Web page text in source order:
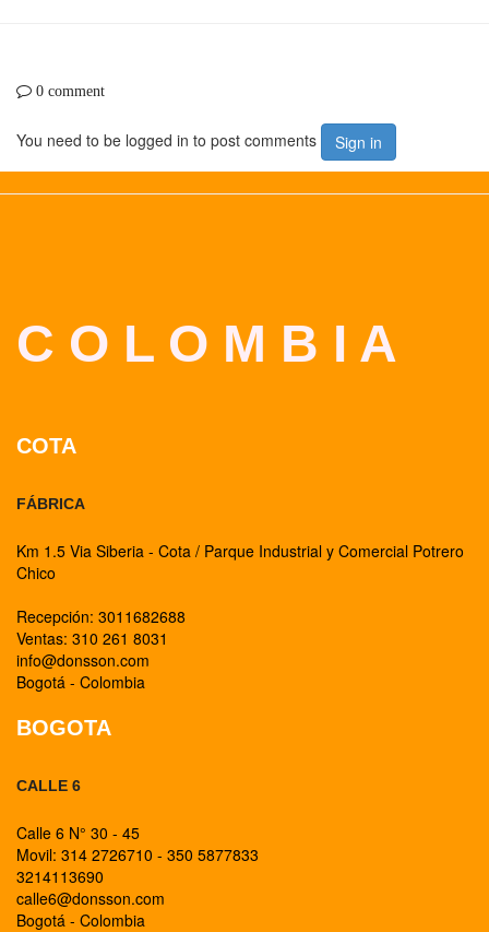
0 comment
You need to be logged in to post comments Sign in
C O L O M B I A
COTA
FÁBRICA
Km 1.5 Via Siberia - Cota / Parque Industrial y Comercial Potrero
Chico
Recepción: 3011682688
Ventas: 310 261 8031
info@donsson.com
Bogotá - Colombia
BOGOTA
CALLE 6
Calle 6 N° 30 - 45
Movil: 314 2726710 - 350 5877833
3214113690
calle6@donsson.com
Bogotá - Colombia